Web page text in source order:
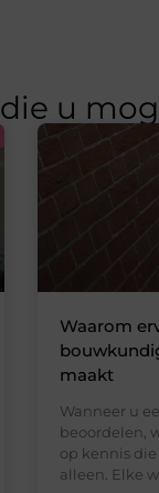
die u
Waarom
maakt
Wanneer u
beoordelen,
op kennis
alleen. Elke